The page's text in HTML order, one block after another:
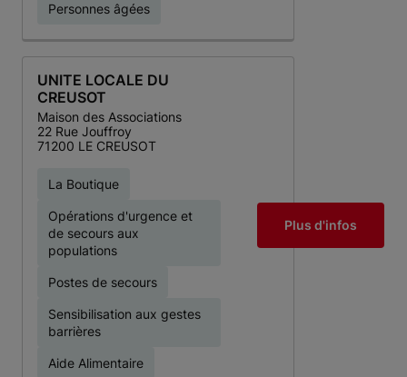
Personnes âgées
UNITE LOCALE DU
CREUSOT
Maison des Associations
22 Rue Jouffroy
71200 LE CREUSOT
La Boutique
Opérations d'urgence et
de secours aux
populations
Postes de secours
Sensibilisation aux gestes
barrières
Aide Alimentaire
Plus d'infos